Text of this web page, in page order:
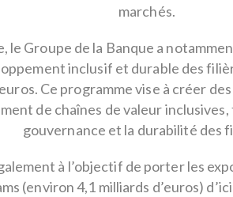
marchés.
le Groupe de la Banque a
inclusif et durable des
Ce programme vise à créer
de chaînes de valeur
gouvernance et la durabilité des
à l’objectif de porter les
(environ 4,1 milliards d’euros)